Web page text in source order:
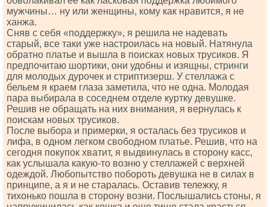
мужчины… ну или женщины, кому как нравится, я не
ханжа.
Сняв с себя «поддержку», я решила не надевать
старый, все таки уже настроилась на новый. Натянула
обратно платье и вышла в поисках новых трусиков. Я
предпочитаю шортики, они удобны и изящны, стринги
для молодых дурочек и стриптизерш. У стеллажа с
бельем я краем глаза заметила, что не одна. Молодая
пара выбирала в соседнем отделе куртку девушке.
Решив не обращать на них внимания, я вернулась к
поискам новых трусиков.
После выбора и примерки, я осталась без трусиков и
лифа, в одном легком свободном платье. Решив, что на
сегодня покупок хватит, я выдвинулась в сторону касс,
как услышала какую-то возню у стеллажей с верхней
одеждой. Любопытство побороть девушка не в силах в
принципе, а я и не старалась. Оставив тележку, я
тихонько пошла в сторону возни. Послышались стоны, я